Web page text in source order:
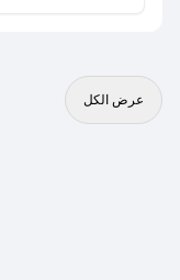
عرض الكل